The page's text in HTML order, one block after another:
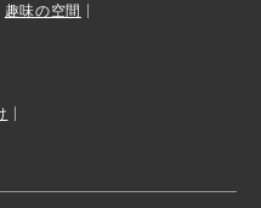
趣味の空間